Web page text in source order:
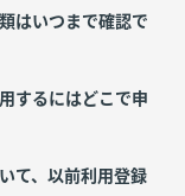
はいつまで確認で
するにはどこで申
て、以前利用登録